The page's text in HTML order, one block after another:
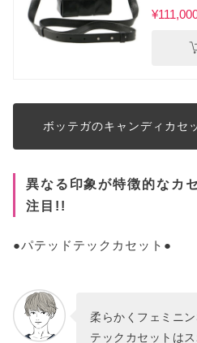
ボッテガのキャンディカセ
異なる印象が特徴的なカ
注目!!
●パテッドテックカセット●
柔らかくフェミニ
テックカセットは